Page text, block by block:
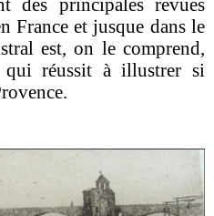
France et jusque dans le
est, on le comprend,
réussit à illustrer si